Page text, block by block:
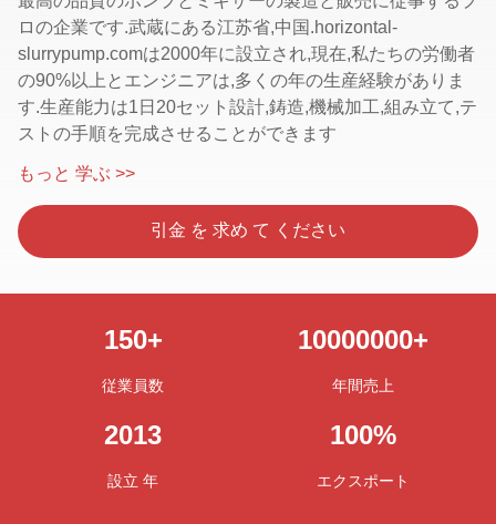
ロの企業です.武蔵にある江苏省,中国.horizontal-
slurrypump.comは2000年に設立され,現在,私たちの労働者
の90%以上とエンジニアは,多くの年の生産経験がありま
す.生産能力は1日20セット設計,鋳造,機械加工,組み立て,テ
ストの手順を完成させることができます
もっと 学ぶ >>
引金 を 求め て ください
150+
従業員数
10000000+
年間売上
2013
設立 年
100%
エクスポート